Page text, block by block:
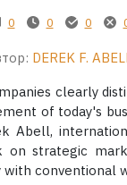
0 0 0
DEREK F.
clearly
of today's
Abell,
on strategic
conventional